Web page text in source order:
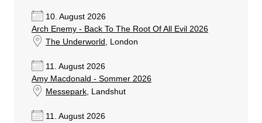
10. August 2026
Arch Enemy - Back To The Root Of All Evil 2026
The Underworld , London
11. August 2026
Amy Macdonald - Sommer 2026
Messepark, Landshut
11. August 2026